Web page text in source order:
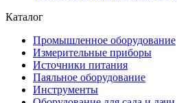
Каталог
Промышленное оборудование
Измерительные приборы
Источники питания
Паяльное оборудование
Инструменты